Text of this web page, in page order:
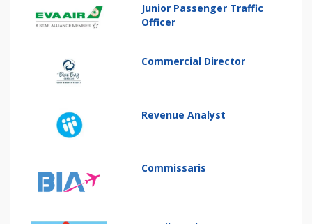
Junior Passenger Traffic
Officer
Commercial Director
Revenue Analyst
Commissaris